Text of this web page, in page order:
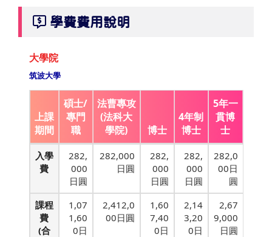
學費費用說明
大學院
筑波大學
上課
期間
碩士/
專門
職
法曹專攻
(法科大
學院)
博士
4年制
博士
5年一
貫博
士
入學
費
282,
000
日圓
282,000
日圓
282,
000
日圓
282,
000
日圓
282,0
00日
圓
課程
費
(合
1,07
1,60
0日
2,412,0
00日圓
1,60
7,40
0日
2,14
3,20
0日
2,67
9,000
日圓